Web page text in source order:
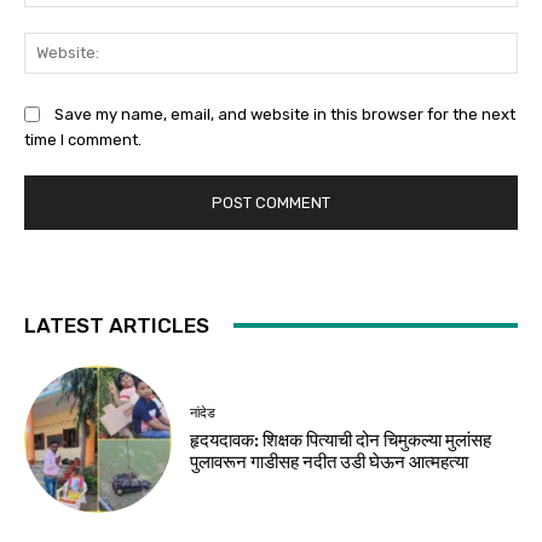
Save my name, email, and website in this browser for the next
time I comment.
LATEST ARTICLES
नांदेड
हृदयदावक: शिक्षक पित्याची दोन चिमुकल्या मुलांसह
पुलावरून गाडीसह नदीत उडी घेऊन आत्महत्या